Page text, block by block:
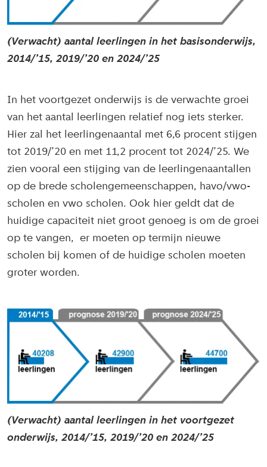
(Verwacht) aantal leerlingen in het basisonderwijs,
2014/’15, 2019/’20 en 2024/’25
In het voortgezet onderwijs is de verwachte groei
van het aantal leerlingen relatief nog iets sterker.
Hier zal het leerlingenaantal met 6,6 procent stijgen
tot 2019/’20 en met 11,2 procent tot 2024/’25. We
zien vooral een stijging van de leerlingenaantallen
op de brede scholengemeenschappen, havo/vwo-
scholen en vwo scholen. Ook hier geldt dat de
huidige capaciteit niet groot genoeg is om de groei
op te vangen, er moeten op termijn nieuwe
scholen bij komen of de huidige scholen moeten
groter worden.
(Verwacht) aantal leerlingen in het voortgezet
onderwijs, 2014/’15, 2019/’20 en 2024/’25